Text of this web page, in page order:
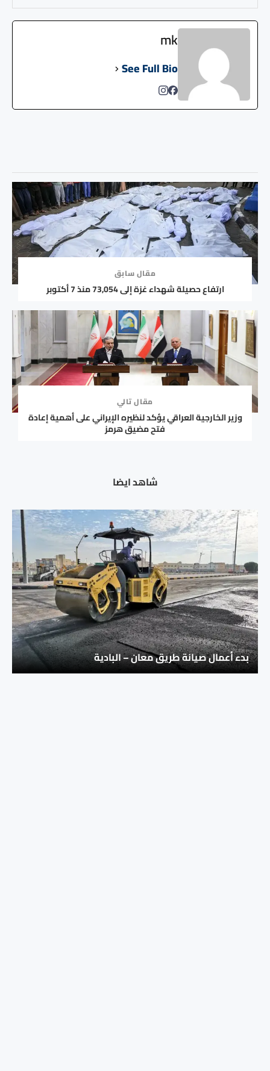
mk
See Full Bio
مقال سابق
ارتفاع حصيلة شهداء غزة إلى 73,054 منذ 7 أكتوبر
مقال تالي
وزير الخارجية العراقي يؤكد لنظيره الإيراني على أهمية إعادة
فتح مضيق هرمز
شاهد ايضا
بدء أعمال صيانة طريق معان – البادية